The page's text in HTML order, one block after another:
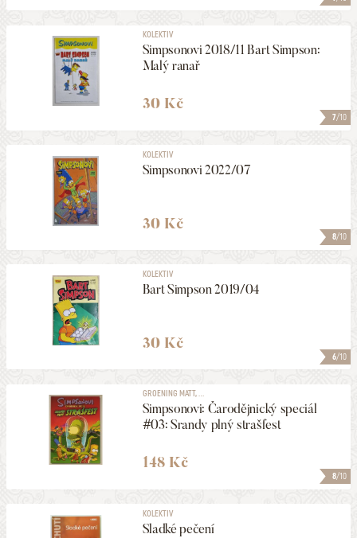
7/10
KOLEKTIV
Simpsonovi 2018/11 Bart Simpson:
Malý ranař
30 Kč
8/10
KOLEKTIV
Simpsonovi 2022/07
30 Kč
6/10
KOLEKTIV
Bart Simpson 2019/04
30 Kč
8/10
GROENING MATT, ...
Simpsonovi: Čarodějnický speciál
#03: Srandy plný strašfest
148 Kč
KOLEKTIV
Sladké pečení